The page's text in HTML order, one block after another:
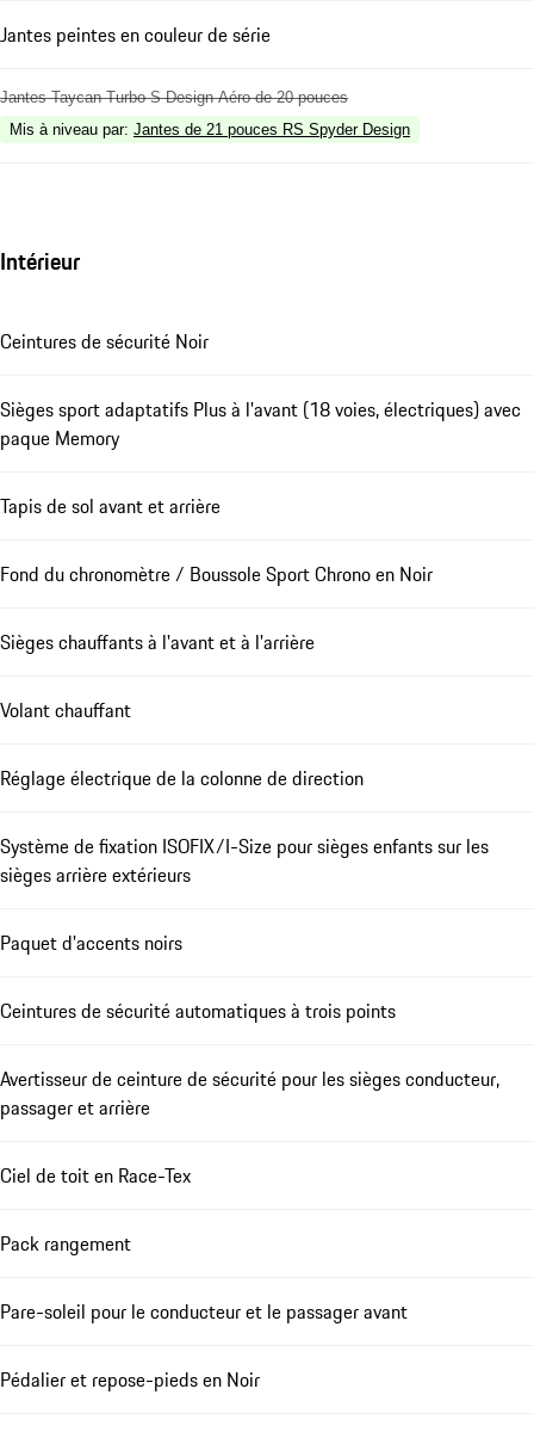
Jantes peintes en couleur de série
Jantes Taycan Turbo S Design Aéro de 20 pouces
Mis à niveau par: Jantes de 21 pouces RS Spyder Design
Intérieur
Ceintures de sécurité Noir
Sièges sport adaptatifs Plus à l'avant (18 voies, électriques) avec
paque Memory
Tapis de sol avant et arrière
Fond du chronomètre / Boussole Sport Chrono en Noir
Sièges chauffants à l'avant et à l'arrière
Volant chauffant
Réglage électrique de la colonne de direction
Système de fixation ISOFIX/I-Size pour sièges enfants sur les
sièges arrière extérieurs
Paquet d'accents noirs
Ceintures de sécurité automatiques à trois points
Avertisseur de ceinture de sécurité pour les sièges conducteur,
passager et arrière
Ciel de toit en Race-Tex
Pack rangement
Pare-soleil pour le conducteur et le passager avant
Pédalier et repose-pieds en Noir